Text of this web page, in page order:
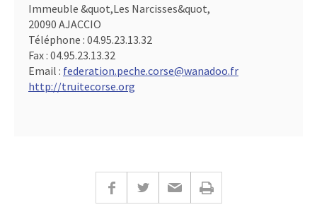
Immeuble &quot,Les Narcisses&quot,
20090 AJACCIO
Téléphone : 04.95.23.13.32
Fax : 04.95.23.13.32
Email : federation.peche.corse@wanadoo.fr
http://truitecorse.org